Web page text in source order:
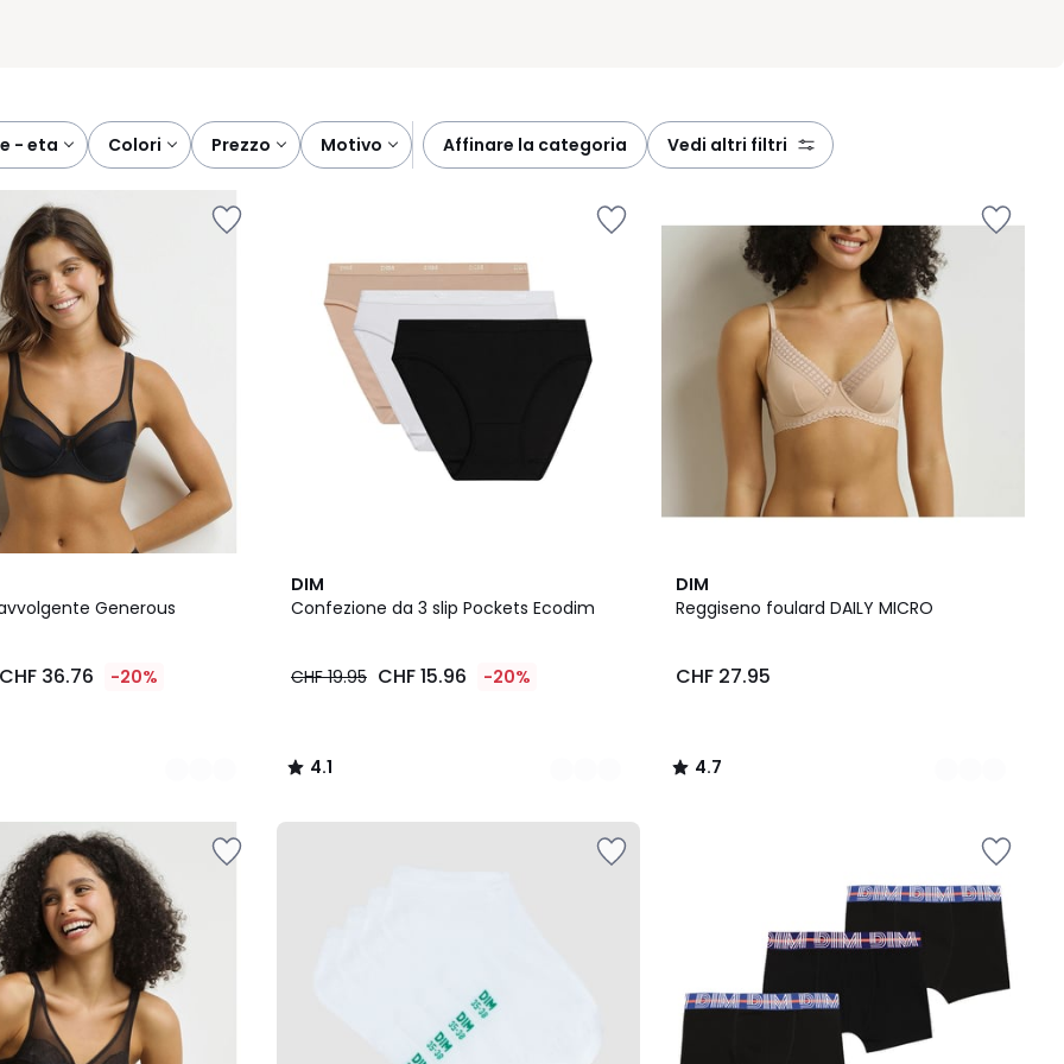
- eta colori prezzo motivo affinare la categoria vedi altri filtri
Generous
CHF 36.76 -20%
DIM
Confezione da 3 slip Pockets Ecodim
CHF 19.95 CHF 15.96 -20%
4.1
/ 5
5
Colori
4.1
/
DIM
Reggiseno foulard DAILY MICRO
CHF 27.95
4.7
/ 5
2
Colori
4.7
/